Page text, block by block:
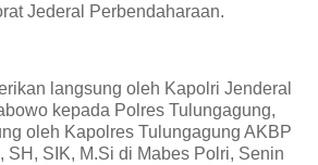
Jederal Perbendaharaan.
langsung oleh Kapolri Jenderal
kepada Polres Tulungagung,
oleh Kapolres Tulungagung AKBP
SH, SIK, M.Si di Mabes Polri, Senin